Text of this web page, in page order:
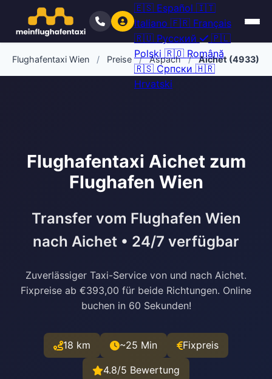
🇪🇸 Español 🇮🇹
Italiano 🇫🇷 Français
🇷🇺 Русский
🇵🇱
Polski 🇷🇴 Română
🇷🇸 Српски 🇭🇷
Hrvatski
Flughafentaxi Wien / Preise / Aspach / Aichet (4933)
Flughafentaxi Aichet zum
Flughafen Wien
Transfer vom Flughafen Wien
nach Aichet • 24/7 verfügbar
Zuverlässiger Taxi-Service von und nach Aichet.
Fixpreise ab €393,00 für beide Richtungen. Online
buchen in 60 Sekunden!
18 km ~25 Min Fixpreis
4.8/5 Bewertung